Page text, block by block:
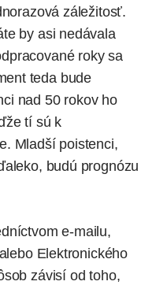
záležitosť.
by asi nedávala
roky sa
teda bude
nad 50 rokov ho
tí sú k
Mladší poistenci,
budú prognózu
e-mailu,
Elektronického
závisí od toho,